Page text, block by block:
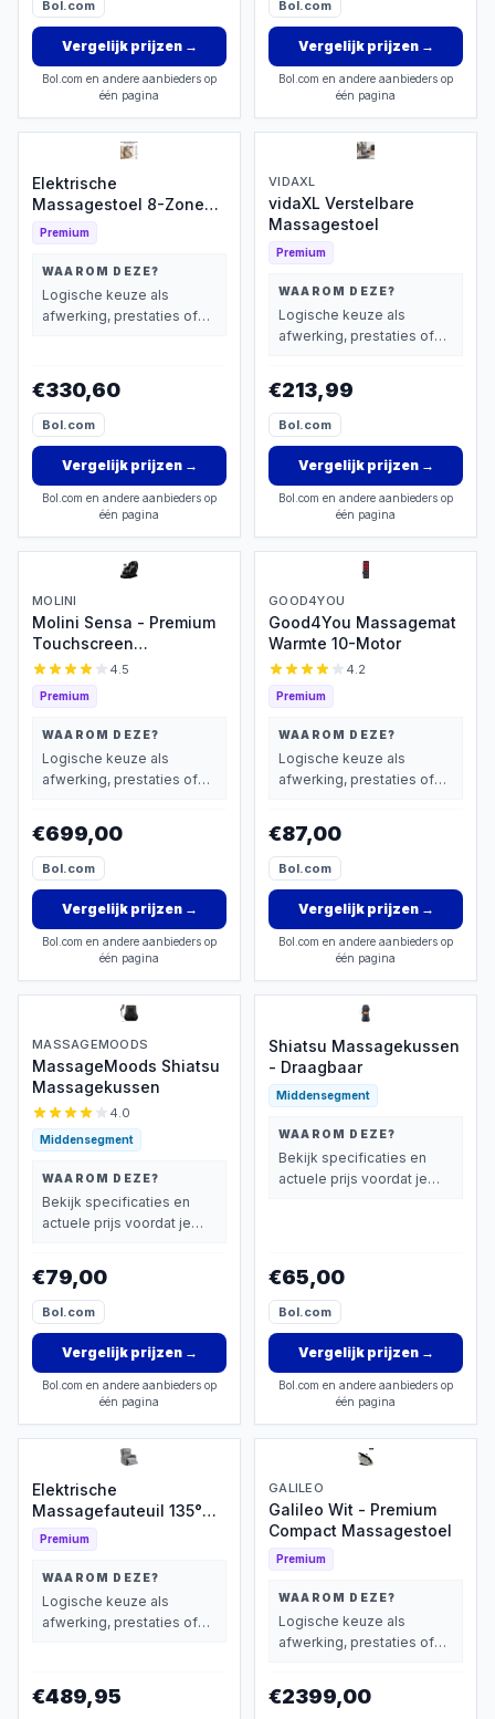
Bol.com
Vergelijk prijzen→
Bol.com en andere aanbieders op
één pagina
Bol.com
Vergelijk prijzen→
Bol.com en andere aanbieders op
één pagina
Elektrische
Massagestoel 8-Zone
Warmte
Premium
WAAROM DEZE?
Logische keuze als
afwerking, prestaties of
€330,60
Bol.com
Vergelijk prijzen→
Bol.com en andere aanbieders op
één pagina
VIDAXL
vidaXL Verstelbare
Massagestoel
Premium
WAAROM DEZE?
Logische keuze als
afwerking, prestaties of
€213,99
Bol.com
Vergelijk prijzen→
Bol.com en andere aanbieders op
één pagina
MOLINI
Molini Sensa - Premium
Touchscreen
Massagestoel
4.5
Premium
WAAROM DEZE?
Logische keuze als
afwerking, prestaties of
€699,00
Bol.com
Vergelijk prijzen→
Bol.com en andere aanbieders op
één pagina
GOOD4YOU
Good4You Massagemat
Warmte 10-Motor
4.2
Premium
WAAROM DEZE?
Logische keuze als
afwerking, prestaties of
€87,00
Bol.com
Vergelijk prijzen→
Bol.com en andere aanbieders op
één pagina
MASSAGEMOODS
MassageMoods Shiatsu
Massagekussen
4.0
Middensegment
WAAROM DEZE?
Bekijk specificaties en
actuele prijs voordat je
€79,00
Bol.com
Vergelijk prijzen→
Bol.com en andere aanbieders op
één pagina
Shiatsu Massagekussen
- Draagbaar
Middensegment
WAAROM DEZE?
Bekijk specificaties en
actuele prijs voordat je
€65,00
Bol.com
Vergelijk prijzen→
Bol.com en andere aanbieders op
één pagina
Elektrische
Massagefauteuil 135°
Kantelbaar
Premium
WAAROM DEZE?
Logische keuze als
afwerking, prestaties of
€489,95
GALILEO
Galileo Wit - Premium
Compact Massagestoel
Premium
WAAROM DEZE?
Logische keuze als
afwerking, prestaties of
€2399,00